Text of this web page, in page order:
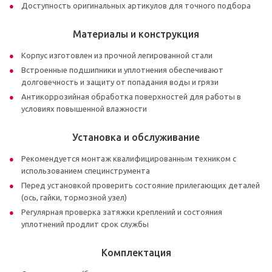
Доступность оригинальных артикулов для точного подбора
Материалы и конструкция
Корпус изготовлен из прочной легированной стали
Встроенные подшипники и уплотнения обеспечивают
долговечность и защиту от попадания воды и грязи
Антикоррозийная обработка поверхностей для работы в
условиях повышенной влажности
Установка и обслуживание
Рекомендуется монтаж квалифицированным техником с
использованием специнструмента
Перед установкой проверить состояние прилегающих деталей
(ось, гайки, тормозной узел)
Регулярная проверка затяжки креплений и состояния
уплотнений продлит срок службы
Комплектация